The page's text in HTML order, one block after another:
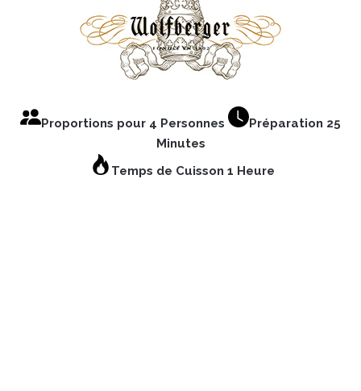
Proportions pour 4 Personnes
Préparation 25
Minutes
Temps de Cuisson 1 Heure